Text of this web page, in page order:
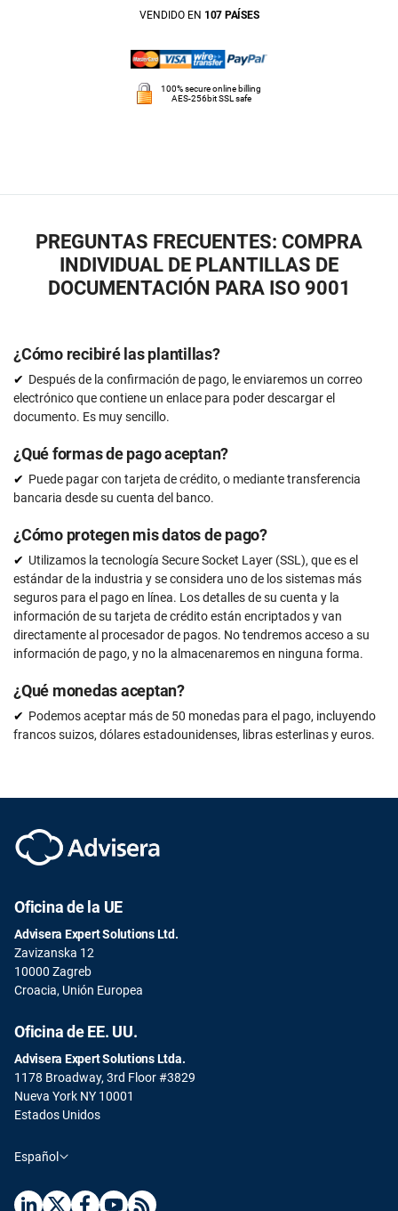
VENDIDO EN 107 PAÍSES
100% secure online billing
AES-256bit SSL safe
PREGUNTAS FRECUENTES: COMPRA
INDIVIDUAL DE PLANTILLAS DE
DOCUMENTACIÓN PARA ISO 9001
¿Cómo recibiré las plantillas?
Después de la confirmación de pago, le enviaremos un correo
electrónico que contiene un enlace para poder descargar el
documento. Es muy sencillo.
¿Qué formas de pago aceptan?
Puede pagar con tarjeta de crédito, o mediante transferencia
bancaria desde su cuenta del banco.
¿Cómo protegen mis datos de pago?
Utilizamos la tecnología Secure Socket Layer (SSL), que es el
estándar de la industria y se considera uno de los sistemas más
seguros para el pago en línea. Los detalles de su cuenta y la
información de su tarjeta de crédito están encriptados y van
directamente al procesador de pagos. No tendremos acceso a su
información de pago, y no la almacenaremos en ninguna forma.
¿Qué monedas aceptan?
Podemos aceptar más de 50 monedas para el pago, incluyendo
francos suizos, dólares estadounidenses, libras esterlinas y euros.
Oficina de la UE
Advisera Expert Solutions Ltd.
Zavizanska 12
10000 Zagreb
Croacia, Unión Europea
Oficina de EE. UU.
Advisera Expert Solutions Ltda.
1178 Broadway, 3rd Floor #3829
Nueva York NY 10001
Estados Unidos
Español